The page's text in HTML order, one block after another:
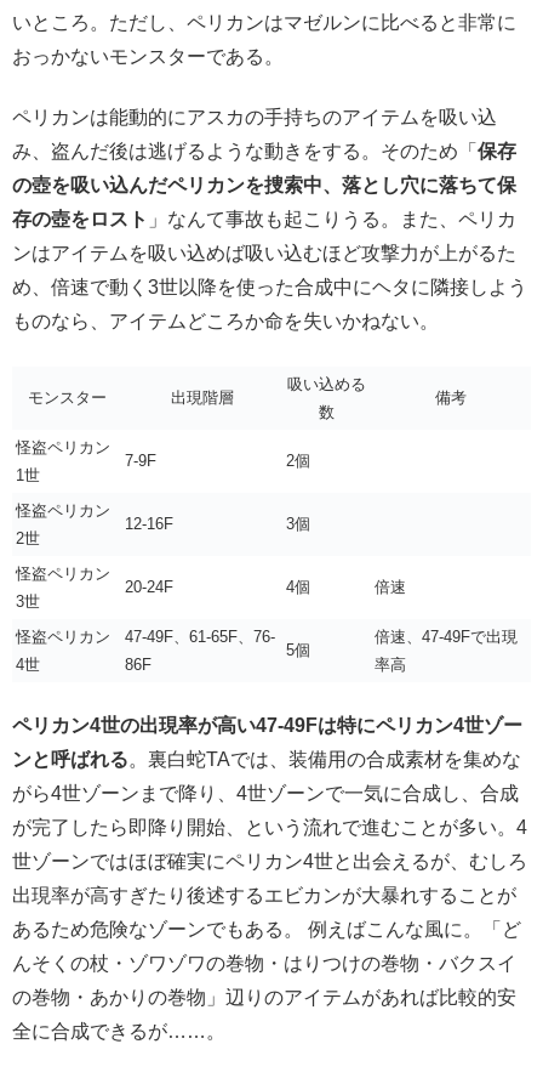
いところ。ただし、ペリカンはマゼルンに比べると非常に
おっかないモンスターである。
ペリカンは能動的にアスカの手持ちのアイテムを吸い込
み、盗んだ後は逃げるような動きをする。そのため「 保存
の壺を吸い込んだペリカンを捜索中、落とし穴に落ちて保
存の壺をロスト 」なんて事故も起こりうる。また、ペリカ
ンはアイテムを吸い込めば吸い込むほど攻撃力が上がるた
め、倍速で動く3世以降を使った合成中にヘタに隣接しよう
ものなら、アイテムどころか命を失いかねない。
モンスター 出現階層
吸い込める
数
備考
怪盗ペリカン
1世
7-9F 2個
怪盗ペリカン
2世
12-16F 3個
怪盗ペリカン
3世
20-24F 4個 倍速
怪盗ペリカン
4世
47-49F、61-65F、76-
86F
5個
倍速、47-49Fで出現
率高
ペリカン4世の出現率が高い47-49Fは特にペリカン4世ゾー
ンと呼ばれる。裏白蛇TAでは、装備用の合成素材を集めな
がら4世ゾーンまで降り、4世ゾーンで一気に合成し、合成
が完了したら即降り開始、という流れで進むことが多い。4
世ゾーンではほぼ確実にペリカン4世と出会えるが、むしろ
出現率が高すぎたり後述するエビカンが大暴れすることが
あるため危険なゾーンでもある。 例えばこんな風に。「ど
んそくの杖・ゾワゾワの巻物・はりつけの巻物・バクスイ
の巻物・あかりの巻物」辺りのアイテムがあれば比較的安
全に合成できるが……。